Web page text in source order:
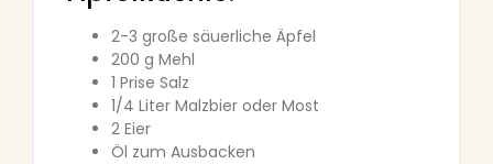
2-3 große säuerliche Äpfel
200 g Mehl
1 Prise Salz
1/4 Liter Malzbier oder Most
2 Eier
Öl zum Ausbacken